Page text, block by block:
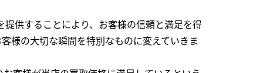
供することにより、お客様の信頼と満足を得
様の大切な瞬間を特別なものに変えていきま